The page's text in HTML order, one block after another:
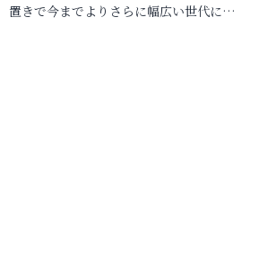
置きで今までよりさらに幅広い世代に…